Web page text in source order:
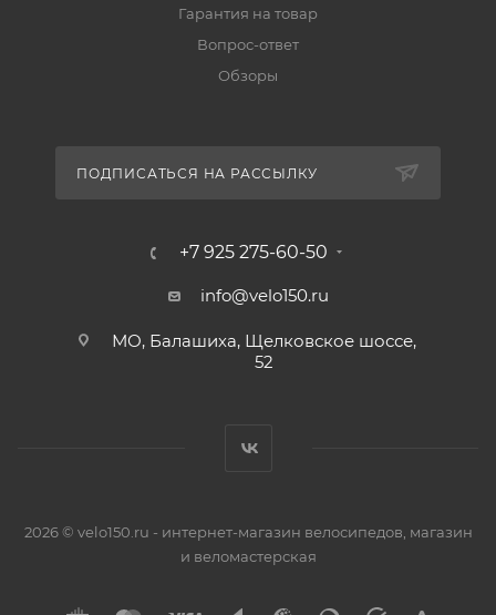
Гарантия на товар
Вопрос-ответ
Обзоры
ПОДПИСАТЬСЯ НА РАССЫЛКУ
+7 925 275-60-50
info@velo150.ru
МО, Балашиха, Щелковское шоссе,
52
2026 © velo150.ru - интернет-магазин велосипедов, магазин
и веломастерская